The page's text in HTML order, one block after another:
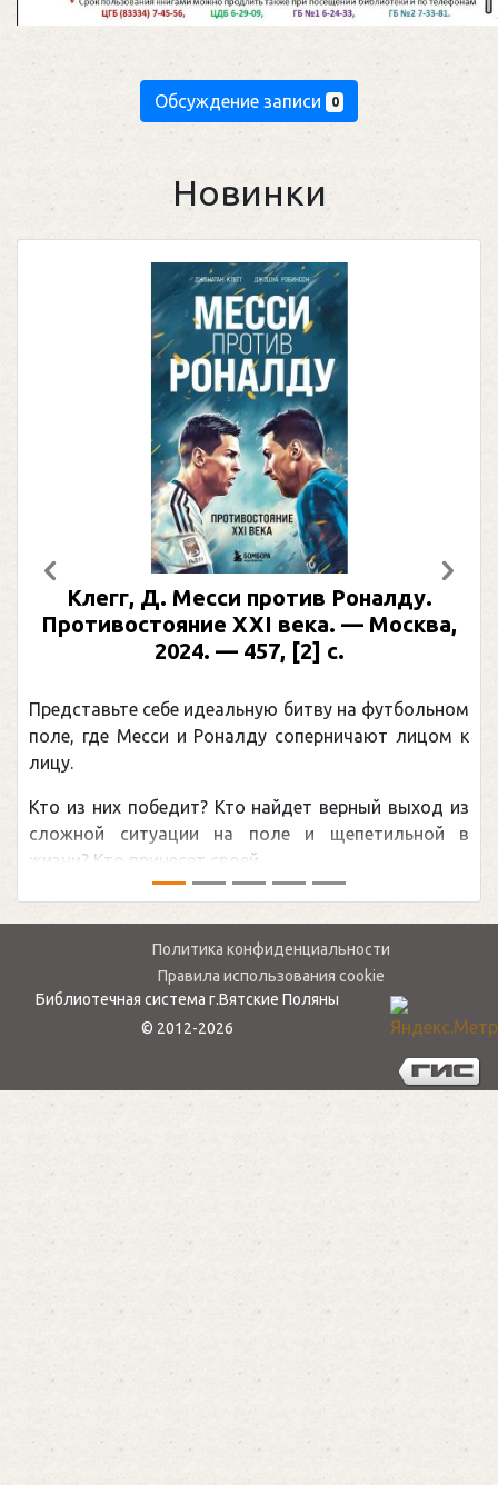
Обсуждение записи 0
Новинки
Клегг, Д. Месси против Роналду.
Противостояние XXI века. — Москва,
2024. — 457, [2] с.
Представьте себе идеальную битву на футбольном
поле, где Месси и Роналду соперничают лицом к
лицу.
Кто из них победит? Кто найдет верный выход из
сложной ситуации на поле и щепетильной в
жизни? Кто принесет своей ...
Предыдущий
Политика конфиденциальности
Правила использования cookie
Библиотечная система г.Вятские Поляны
© 2012-2026